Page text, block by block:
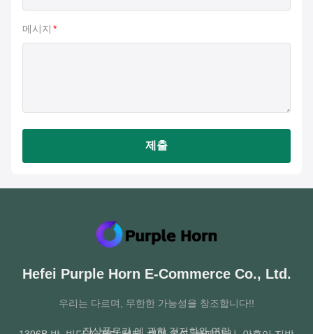
메시지 *
제출
Hefei Purple Horn E-Commerce Co., Ltd.
우리는 다르며, 무한한 가능성을 창조합니다!!
집상품우리 에 관한 것저희와 연락